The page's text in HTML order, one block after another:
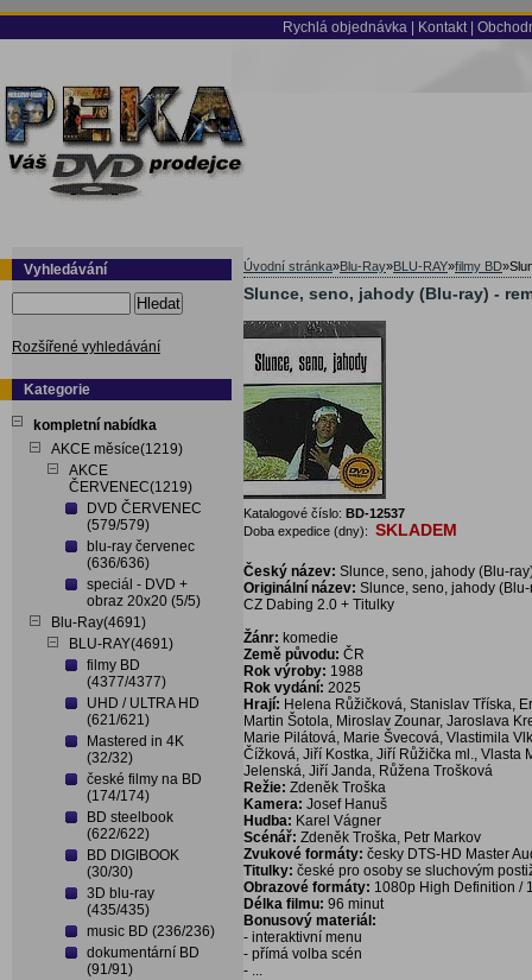
Rychlá objednávka Kontakt
Vyhledávání
Hledat
Rozšířené vyhledávání
Kategorie
kompletní nabídka
AKCE měsíce(1219)
AKCE
ČERVENEC(1219)
DVD ČERVENEC
(579/579)
blu-ray červenec
(636/636)
speciál - DVD +
obraz 20x20 (5/5)
Blu-Ray(4691)
BLU-RAY(4691)
filmy BD
(4377/4377)
UHD / ULTRA HD
(621/621)
Mastered in 4K
(32/32)
české filmy na BD
(174/174)
BD steelbook
(622/622)
BD DIGIBOOK
(30/30)
3D blu-ray
(435/435)
music BD (236/236)
dokumentární BD
(91/91)
Úvodní stránka»Blu-Ray»BLU-RAY»filmy BD»
Slunce, seno, jahody (Blu-ray) -
Katalogové číslo: BD-12537
Doba expedice (dny): SKLADEM
Český název: Slunce, seno, jahody (Blu-
Originální název: Slunce, seno, jahody
CZ Dabing 2.0 + Titulky
Žánr: komedie
Země původu: ČR
Rok výroby: 1988
Rok vydání: 2025
Hrají: Helena Růžičková, Stanislav Tříska,
Martin Šotola, Miroslav Zounar, Jaroslava
Marie Pilátová, Marie Švecová, Vlastimila
Čížková, Jiří Kostka, Jiří Růžička ml., Vlasta
Jelenská, Jiří Janda, Růžena Trošková
Režie: Zdeněk Troška
Kamera: Josef Hanuš
Hudba: Karel Vágner
Scénář: Zdeněk Troška, Petr Markov
Zvukové formáty: česky DTS-HD Master
Titulky: české pro osoby se sluchovým
Obrazové formáty: 1080p High Definition /
Délka filmu: 96 minut
Bonusový materiál:
- interaktivní menu
- přímá volba scén
- ...